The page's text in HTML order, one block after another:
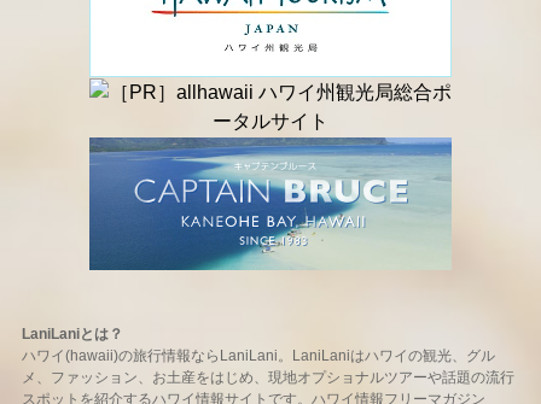
LaniLaniとは？
ハワイ(hawaii)の旅行情報ならLaniLani。LaniLaniはハワイの観光、グル
メ、ファッション、お土産をはじめ、現地オプショナルツアーや話題の流行
スポットを紹介するハワイ情報サイトです。ハワイ情報フリーマガジン